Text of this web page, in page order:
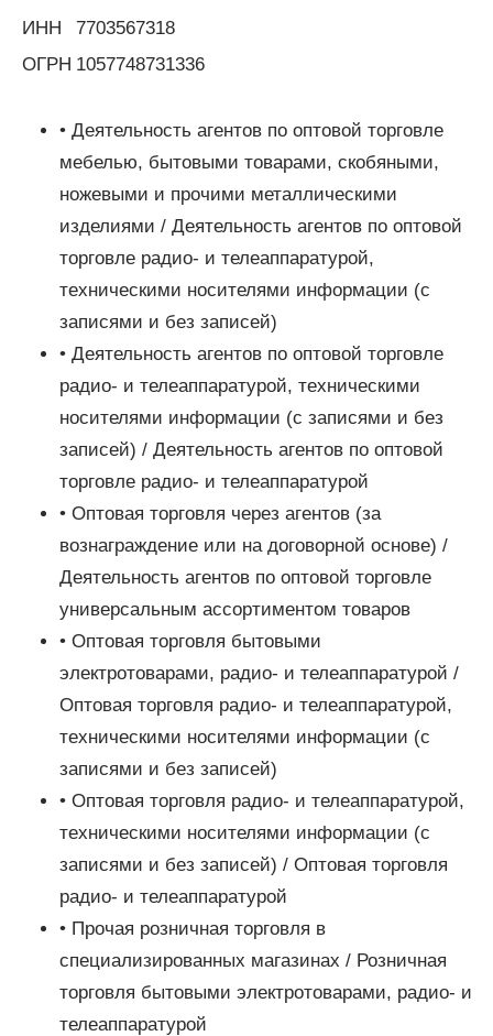
ИНН
7703567318
ОГРН 1057748731336
• Деятельность агентов по оптовой торговле
мебелью, бытовыми товарами, скобяными,
ножевыми и прочими металлическими
изделиями / Деятельность агентов по оптовой
торговле радио- и телеаппаратурой,
техническими носителями информации (с
записями и без записей)
• Деятельность агентов по оптовой торговле
радио- и телеаппаратурой, техническими
носителями информации (с записями и без
записей) / Деятельность агентов по оптовой
торговле радио- и телеаппаратурой
• Оптовая торговля через агентов (за
вознаграждение или на договорной основе) /
Деятельность агентов по оптовой торговле
универсальным ассортиментом товаров
• Оптовая торговля бытовыми
электротоварами, радио- и телеаппаратурой /
Оптовая торговля радио- и телеаппаратурой,
техническими носителями информации (с
записями и без записей)
• Оптовая торговля радио- и телеаппаратурой,
техническими носителями информации (с
записями и без записей) / Оптовая торговля
радио- и телеаппаратурой
• Прочая розничная торговля в
специализированных магазинах / Розничная
торговля бытовыми электротоварами, радио- и
телеаппаратурой